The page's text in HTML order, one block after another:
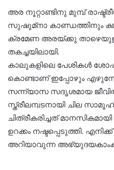
അര നൂറ്റാണ്ടിനു മുമ്പ്
സുഷുമ്‌നാ കാണ്ഡത്തിനും
ക്രമേണ അരയ്ക്കു
തകച്ചയിലായി.
കാലുകളിലെ പേശികൾ
കൊണ്ടാണ് ഇപ്പോഴും
സന്ന്യാസ സദൃശമായ
സ്ത്രീലമ്പടനായി ചില
ചിത്രീകരിച്ചത്
ഉറക്കം നഷ്ടപ്പെടുത്തി.
അറിയാവുന്ന